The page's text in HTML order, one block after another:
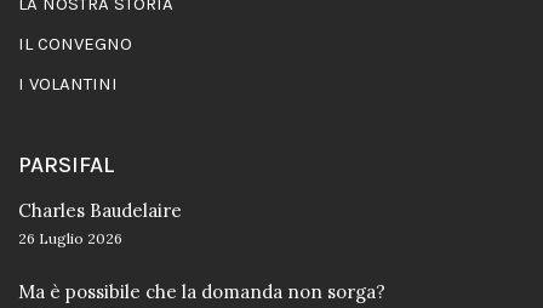
IL CONVEGNO
I VOLANTINI
PARSIFAL
Charles Baudelaire
26 Luglio 2026
Ma è possibile che la domanda non sorga?